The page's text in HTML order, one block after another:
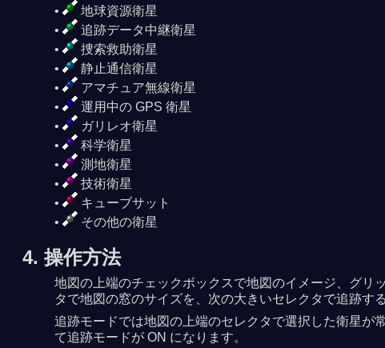
地球資源衛星
追跡データ中継衛星
捜索救助衛星
静止通信衛星
アマチュア無線衛星
運用中の GPS 衛星
ガリレオ衛星
科学衛星
測地衛星
技術衛星
キューブサット
その他の衛星
4. 操作方法
地図の上端のチェックボックスで地図のイメージ、グリ
タで地図の窓のサイズを、次の大きいセレクタで追跡す
追跡モードでは地図の上端のセレクタで選択した衛星が
て追跡モードが ON になります。